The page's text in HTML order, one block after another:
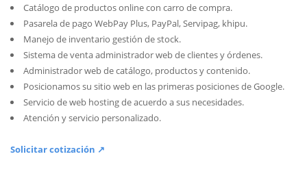
Catálogo de productos online con carro de compra.
Pasarela de pago WebPay Plus, PayPal, Servipag, khipu.
Manejo de inventario gestión de stock.
Sistema de venta administrador web de clientes y órdenes.
Administrador web de catálogo, productos y contenido.
Posicionamos su sitio web en las primeras posiciones de Google.
Servicio de web hosting de acuerdo a sus necesidades.
Atención y servicio personalizado.
Solicitar cotización ↗